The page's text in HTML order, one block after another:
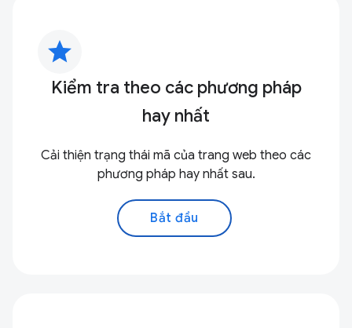
star
Kiểm tra theo các phương pháp
hay nhất
Cải thiện trạng thái mã của trang web theo các
phương pháp hay nhất sau.
Bắt đầu